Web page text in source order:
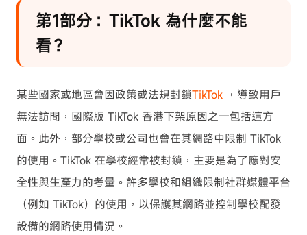
第1部分：TikTok 為什麼不能
看？
某些國家或地區會因政策或法規封鎖TikTok ，導致用戶
無法訪問，國際版 TikTok 香港下架原因之一包括這方
面。此外，部分學校或公司也會在其網路中限制 TikTok
的使用。TikTok 在學校經常被封鎖，主要是為了應對安
全性與生產力的考量。許多學校和組織限制社群媒體平台
（例如 TikTok）的使用，以保護其網路並控制學校配發
設備的網路使用情況。